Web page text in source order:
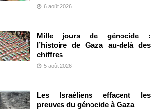
6 août 2026
Mille jours de génocide :
l’histoire de Gaza au-delà des
chiffres
5 août 2026
Les Israéliens effacent les
preuves du génocide à Gaza